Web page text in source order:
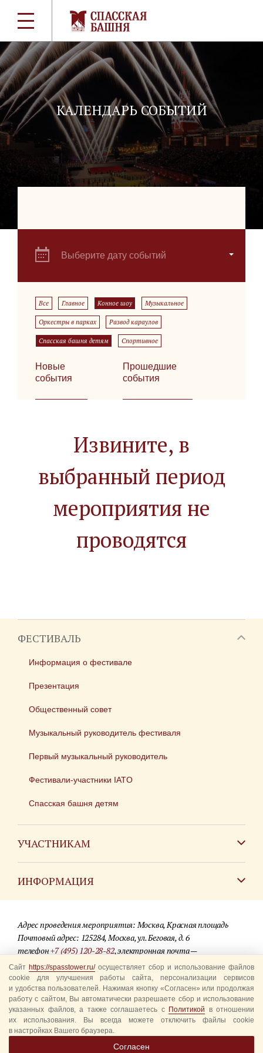
КАЛЕНДАРЬ СОБЫТИЙ
Выберите дату событий
Все Главное Конное шоу Музыкальное
Оркестры в парках Развод караулов
Спасская башня детям Спортивное
Новые
события
Прошедшие
события
Извините, в
выбранный период
мероприятия не
проводятся
ФЕСТИВАЛЬ
Информация о фестивале
Презентация
Общественный совет
Музыкальный руководитель фестиваля
Первый музыкальный руководитель
Фестивали-участники IATO
Спасская башня детям
УЧАСТНИКАМ
ИНФОРМАЦИЯ
Для СМИ
Где купить билеты
Акции
Вопрос-ответ
Правила посещения
Уполномоченные представители
Адрес проведения мероприятия: Москва, Красная площадь
Почтовый адрес: 125284, Москва, ул. Беговая, д. 6
телефон+7 (495) 120-28-82, электронная почта —
info@spasstower.ru
© 2009-2025 Официальный сайт фестиваля «Спасская башня»
Разработка сайта —студия «Сибирикс»
Сайт https://spasstower.ru/осуществляет сбор и использование файлов
cookie для улучшения работы сайта, персонализации сервисов
и удобства пользователей. Нажимая кнопку «Согласен» или продолжая
работу с сайтом, Вы автоматически разрешаете сбор и использование
указанных файлов, а также соглашаетесь с Политикой в отношении
их использования. Вы всегда можете отключить файлы cookie
в настройках Вашего браузера.
Согласен